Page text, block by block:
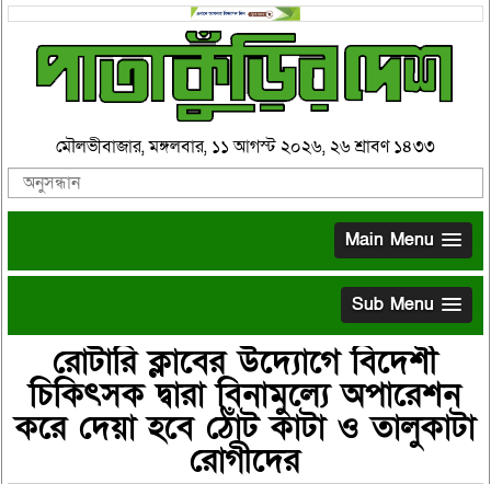
মৌলভীবাজার, মঙ্গলবার, ১১ আগস্ট ২০২৬, ২৬ শ্রাবণ ১৪৩৩
Main Menu
Sub Menu
রোটারি ক্লাবের উদ্যোগে বিদেশী
চিকিৎসক দ্বারা বিনামুল্যে অপারেশন
করে দেয়া হবে ঠোঁট কাটা ও তালুকাটা
রোগীদের